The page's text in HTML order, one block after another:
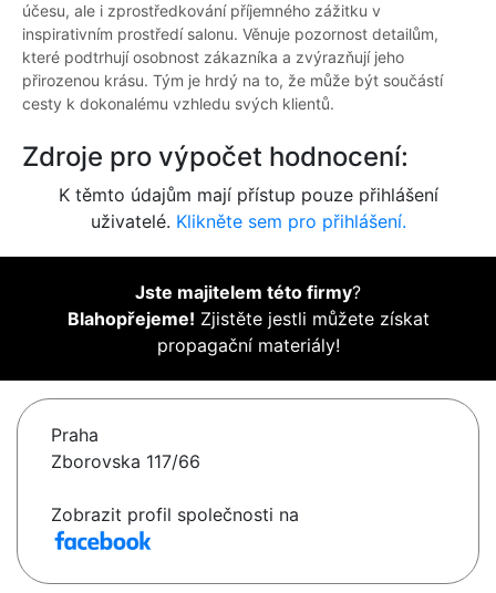
účesu, ale i zprostředkování příjemného zážitku v
inspirativním prostředí salonu. Věnuje pozornost detailům,
které podtrhují osobnost zákazníka a zvýrazňují jeho
přirozenou krásu. Tým je hrdý na to, že může být součástí
cesty k dokonalému vzhledu svých klientů.
Zdroje pro výpočet hodnocení:
K těmto údajům mají přístup pouze přihlášení
uživatelé. Klikněte sem pro přihlášení.
Jste majitelem této firmy?
Blahopřejeme! Zjistěte jestli můžete získat
propagační materiály!
Praha
Zborovska 117/66
Zobrazit profil společnosti na